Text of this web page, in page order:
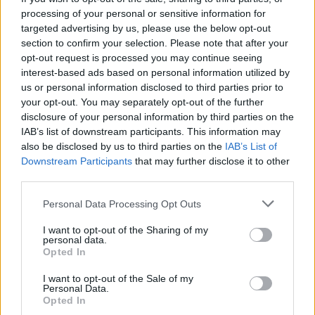
processing of your personal or sensitive information for
targeted advertising by us, please use the below opt-out
section to confirm your selection. Please note that after your
opt-out request is processed you may continue seeing
interest-based ads based on personal information utilized by
us or personal information disclosed to third parties prior to
your opt-out. You may separately opt-out of the further
disclosure of your personal information by third parties on the
IAB’s list of downstream participants. This information may
also be disclosed by us to third parties on the IAB’s List of
Downstream Participants that may further disclose it to other
Please note that this website/app uses one or more Google
not limited to your visit or usage behaviour. You may click to
grant or deny consent to Google and its third-party tags to
use your data for below specified purposes in below Google
consent section.
Personal Data Processing Opt Outs
I want to opt-out of the Sharing of my
personal data.
Opted In
I want to opt-out of the Sale of my
Personal Data.
Opted In
b
o
o
k
te
r
re
st
s
A
p
p
re
Prossimo articolo
NOTIZIE RECENTI
Meteo Olbia 7 agosto, sole e caldo tornano
protagonisti
Test tunnel Olbia: rampe chiuse ancora fino a
fine agosto
Aggius conquista la classifica delle mete più
amate dell’estate 2026
Nuovi posti auto in via La Marmora, parcheggio
provvisorio a La Maddalena